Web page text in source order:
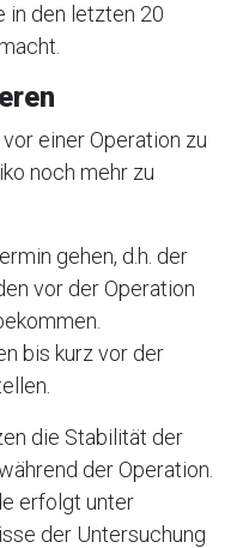
in den letzten 20
einer Operation zu
noch mehr zu
gehen, d.h. der
vor der Operation
bis kurz vor der
die Stabilität der
der Operation.
erfolgt unter
der Untersuchung